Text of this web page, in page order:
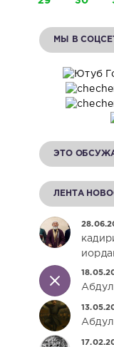
МЫ В
ЭТО
ЛЕНТА